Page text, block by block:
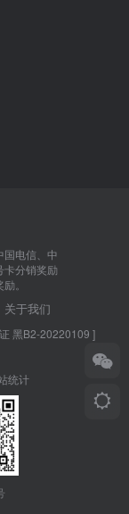
国电信、中
卡分销奖励
。
关于我们
黑B2-20220109 ]
统计